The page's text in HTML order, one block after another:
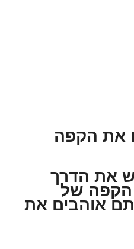
את הקפה
את הדרך
הקפה של
אוהבים את